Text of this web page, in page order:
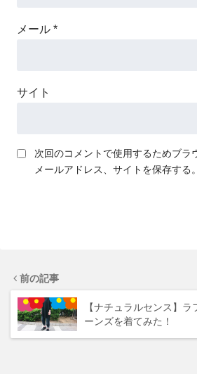
メール *
サイト
次回のコメントで使用するためブラ
メールアドレス、サイトを保存する。
前の記事
【ナチュラルセンス】
ーンズを着てみた！